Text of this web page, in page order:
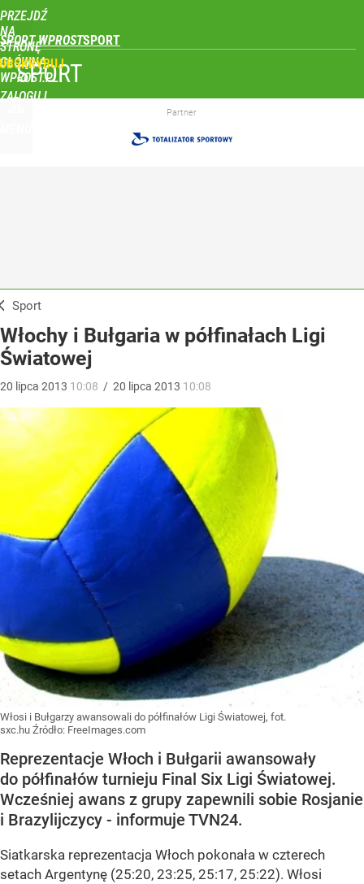
PRZEJDŹ
NA
STRONĘ
GŁÓWNĄ
WPROST.PL
SPORT WPROST
ZALOGUJ
SPORT
Partner
Sport
Włochy i Bułgaria w półfinałach Ligi
Światowej
20 lipca 2013 10:08 / 20 lipca 2013 10:08
Włosi i Bułgarzy awansowali do półfinałów Ligi Światowej, fot.
sxc.hu Źródło: FreeImages.com
Reprezentacje Włoch i Bułgarii awansowały
do półfinałów turnieju Final Six Ligi Światowej.
Wcześniej awans z grupy zapewnili sobie Rosjanie
i Brazylijczycy - informuje TVN24.
Siatkarska reprezentacja Włoch pokonała w czterech
setach Argentynę (25:20, 23:25, 25:17, 25:22). Włosi